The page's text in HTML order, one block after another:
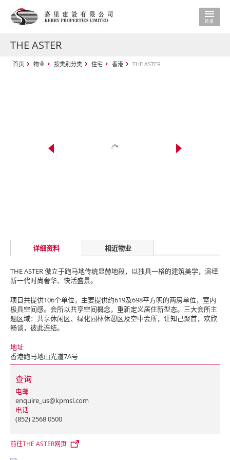
THE ASTER
首页 物业 按类别分类 住宅 香港 THE ASTER
详细资料 相近物业
THE ASTER 傲立于跑马地传统显赫地段，以独具一格的建筑美学，演绎
新一代时尚奢华、快活盛景。
项目共提供106个单位，主要提供约619及698平方呎的两房单位，室内
极具空间感。会所以共享空间概念，重新定义居住新型态。三大会所主
题区域：共享休闲区、绿化园林休憩区及空中会所，让知己聚首，欢欣
畅谈，彼此连结。
地址
香港跑马地山光道7A号
查询
电邮
enquire_us@kpmsl.com
电话
(852) 2568 0500
前往THE ASTER网页